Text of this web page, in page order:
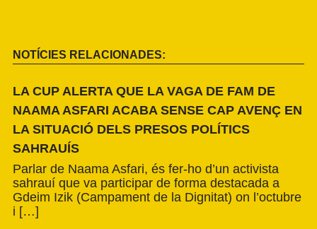
NOTÍCIES RELACIONADES:
LA CUP ALERTA QUE LA VAGA DE FAM DE
NAAMA ASFARI ACABA SENSE CAP AVENÇ EN
LA SITUACIÓ DELS PRESOS POLÍTICS
SAHRAUÍS
Parlar de Naama Asfari, és fer-ho d’un activista
sahrauí que va participar de forma destacada a
Gdeim Izik (Campament de la Dignitat) on l’octubre
i […]